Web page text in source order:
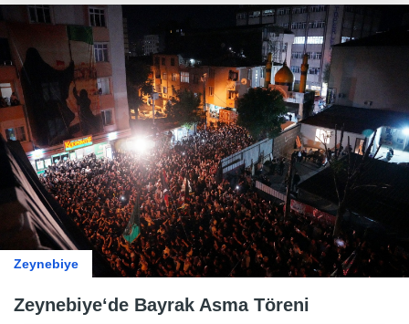
Zeynebiye
Zeynebiye‘de Bayrak Asma Töreni